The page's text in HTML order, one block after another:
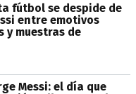
fútbol se despide de
entre emotivos
y muestras de
Messi: el día que